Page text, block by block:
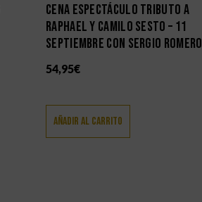
CENA ESPECTÁCULO TRIBUTO A
RAPHAEL Y CAMILO SESTO – 11
SEPTIEMBRE CON SERGIO ROMERO
54,95€
Añadir Al Carrito